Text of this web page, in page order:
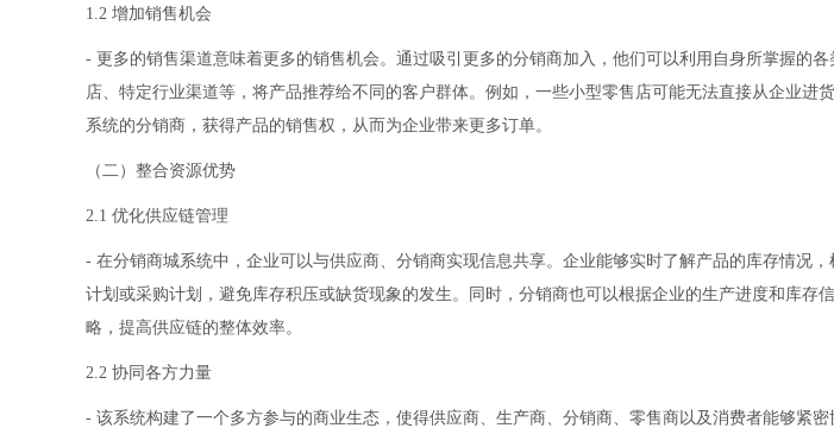
1.2 增加销售机会
- 更多的销售渠道意味着更多的销售机会。通过吸引更多的分销商加入，他们可以利用自身所掌握的
店、特定行业渠道等，将产品推荐给不同的客户群体。例如，一些小型零售店可能无法直接从企业进
系统的分销商，获得产品的销售权，从而为企业带来更多订单。
（二）整合资源优势
2.1 优化供应链管理
- 在分销商城系统中，企业可以与供应商、分销商实现信息共享。企业能够实时了解产品的库存情况
计划或采购计划，避免库存积压或缺货现象的发生。同时，分销商也可以根据企业的生产进度和库存
略，提高供应链的整体效率。
2.2 协同各方力量
- 该系统构建了一个多方参与的商业生态，使得供应商、生产商、分销商、零售商以及消费者能够紧